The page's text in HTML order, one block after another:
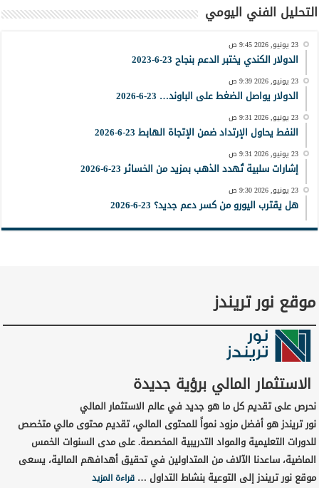
التحليل الفني اليومي
23 يونيو, 2026 9:45 ص
الدولار الكندي يختبر الدعم بنجاح 23-6-2023
23 يونيو, 2026 9:39 ص
الدولار يواصل الضغط على الباوند… 23-6-2026
23 يونيو, 2026 9:31 ص
النفط يحاول الإرتداد ضمن الإتجاة الهابط 23-6-2026
23 يونيو, 2026 9:31 ص
إشارات سلبية تُهدد الذهب بمزيد من الخسائر 23-6-2026
23 يونيو, 2026 9:30 ص
هل يقترب اليورو من كسر دعم جديد؟ 23-6-2026
موقع نور تريندز
الاستثمار المالي برؤية جديدة
نحرص على تقديم كل ما هو جديد في عالم الاستثمار المالي
نور تريندز هو أفضل مزود نمواً للمحتوى المالي، تقديم محتوى مالي متخصص
للدورات التعليمية والمواد التدريبية المخصصة. على مدى السنوات الخمس
الماضية، ساعدنا الآلاف من المتداولين في تحقيق أهدافهم المالية، يسعى
موقع نور تريندز إلى التوعية بنشاط التداول …قراءة المزيد